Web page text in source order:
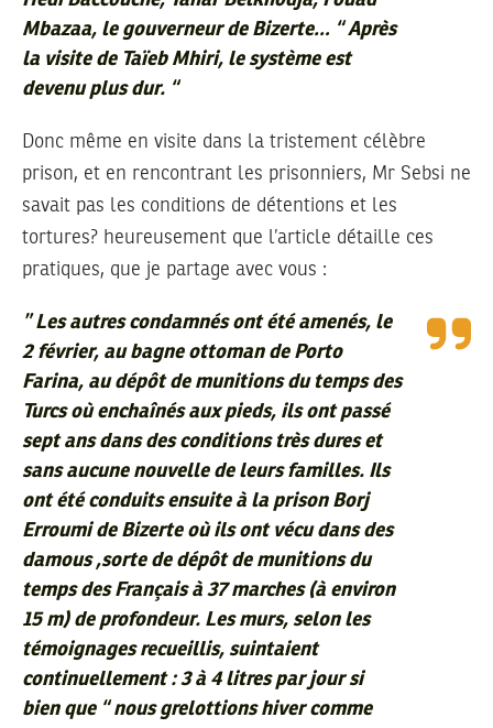
Mbazaa, le gouverneur de Bizerte… “ Après
la visite de Taïeb Mhiri, le système est
devenu plus dur. “
Donc même en visite dans la tristement célèbre
prison, et en rencontrant les prisonniers, Mr Sebsi ne
savait pas les conditions de détentions et les
tortures? heureusement que l’article détaille ces
pratiques, que je partage avec vous :
”Les autres condamnés ont été amenés, le
2 février, au bagne ottoman de Porto
Farina, au dépôt de munitions du temps des
Turcs où enchaînés aux pieds, ils ont passé
sept ans dans des conditions très dures et
sans aucune nouvelle de leurs familles. Ils
ont été conduits ensuite à la prison Borj
Erroumi de Bizerte où ils ont vécu dans des
damous ,sorte de dépôt de munitions du
temps des Français à 37 marches (à environ
15 m) de profondeur. Les murs, selon les
témoignages recueillis, suintaient
continuellement : 3 à 4 litres par jour si
bien que “ nous grelottions hiver comme